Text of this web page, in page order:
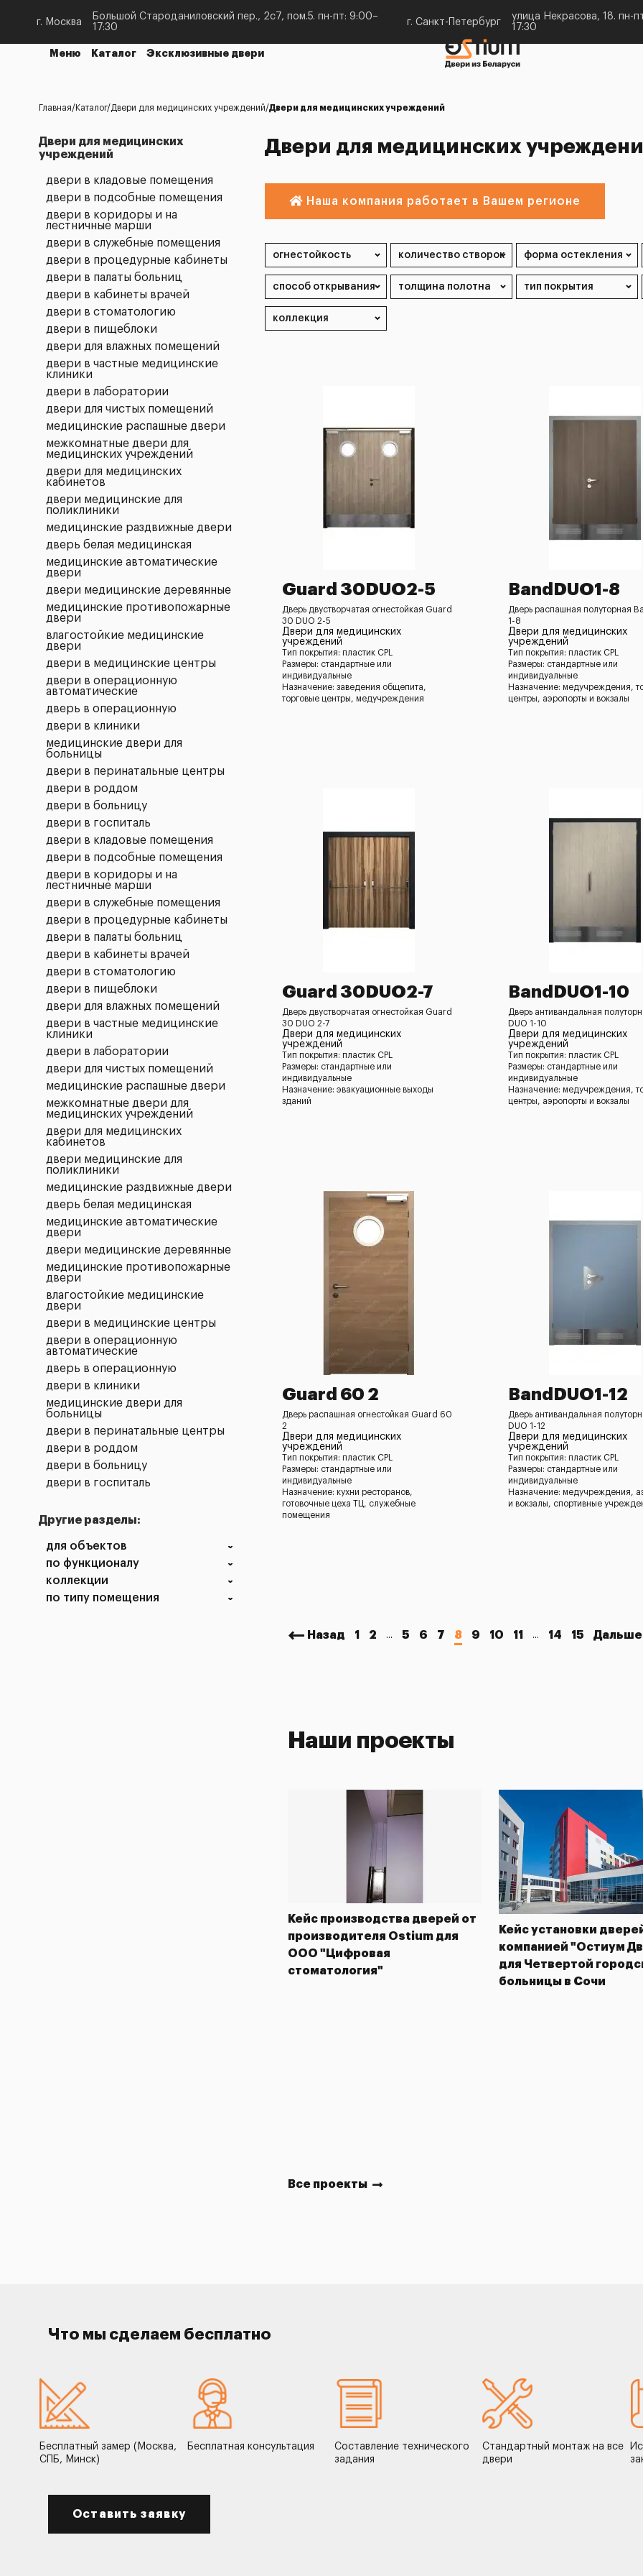
г. Москва
Большой Староданиловский пер., 2с7, пом.5. пн-пт: 9:00–
17:30
г. Санкт-Петербург
улица Некрасова, 18. пн-
17:30
Меню Каталог Эксклюзивные двери
Главная Каталог Двери для медицинских учреждений Двери для медицинских учреждений
Двери для медицинских
учреждений
двери в кладовые помещения
двери в подсобные помещения
двери в коридоры и на
лестничные марши
двери в служебные помещения
двери в процедурные кабинеты
двери в палаты больниц
двери в кабинеты врачей
двери в стоматологию
двери в пищеблоки
двери для влажных помещений
двери в частные медицинские
клиники
двери в лаборатории
двери для чистых помещений
медицинские распашные двери
межкомнатные двери для
медицинских учреждений
двери для медицинских
кабинетов
двери медицинские для
поликлиники
медицинские раздвижные двери
дверь белая медицинская
медицинские автоматические
двери
двери медицинские деревянные
медицинские противопожарные
двери
влагостойкие медицинские
двери
двери в медицинские центры
двери в операционную
автоматические
дверь в операционную
двери в клиники
медицинские двери для
больницы
двери в перинатальные центры
двери в роддом
двери в больницу
двери в госпиталь
двери в кладовые помещения
двери в подсобные помещения
двери в коридоры и на
лестничные марши
двери в служебные помещения
двери в процедурные кабинеты
двери в палаты больниц
двери в кабинеты врачей
двери в стоматологию
двери в пищеблоки
двери для влажных помещений
двери в частные медицинские
клиники
двери в лаборатории
двери для чистых помещений
медицинские распашные двери
межкомнатные двери для
медицинских учреждений
двери для медицинских
кабинетов
двери медицинские для
поликлиники
медицинские раздвижные двери
дверь белая медицинская
медицинские автоматические
двери
двери медицинские деревянные
медицинские противопожарные
двери
влагостойкие медицинские
двери
двери в медицинские центры
двери в операционную
автоматические
дверь в операционную
двери в клиники
медицинские двери для
больницы
двери в перинатальные центры
двери в роддом
двери в больницу
двери в госпиталь
Другие разделы:
для объектов
по функционалу
коллекции
по типу помещения
Двери для медицинских
Наша компания работает в Вашем регионе
Guard 30DUO2-5
Дверь двустворчатая огнестойкая Guard
30 DUO 2-5
Двери для медицинских
учреждений
Тип покрытия: пластик CPL
Размеры: стандартные или
индивидуальные
Назначение: заведения общепита,
торговые центры, медучреждения
BandDUO1-8
Дверь распашная полуторная
1-8
Двери для медицинских
учреждений
Тип покрытия: пластик CPL
Размеры: стандартные или
индивидуальные
Назначение: медучреждения,
центры, аэропорты и вокзалы
Guard 30DUO2-7
Дверь двустворчатая огнестойкая Guard
30 DUO 2-7
Двери для медицинских
учреждений
Тип покрытия: пластик CPL
Размеры: стандартные или
индивидуальные
Назначение: эвакуационные выходы
зданий
BandDUO1-10
Дверь антивандальная
DUO 1-10
Двери для медицинских
учреждений
Тип покрытия: пластик CPL
Размеры: стандартные или
индивидуальные
Назначение: медучреждения,
центры, аэропорты и вокзалы
Guard 60 2
Дверь распашная огнестойкая Guard 60
2
Двери для медицинских
учреждений
Тип покрытия: пластик CPL
Размеры: стандартные или
индивидуальные
Назначение: кухни ресторанов,
готовочные цеха ТЦ, служебные
помещения
BandDUO1-12
Дверь антивандальная
DUO 1-12
Двери для медицинских
учреждений
Тип покрытия: пластик CPL
Размеры: стандартные или
индивидуальные
Назначение: медучреждения,
и вокзалы, спортивные
Назад 1 2 ... 5 6 7 8 9 10 11 ... 14 15 Дальше
Наши проекты
Кейс производства дверей от
производителя Ostium для
ООО "Цифровая
стоматология"
Кейс установки
компанией "Остиум
для Четвертой
больницы в Сочи
Все проекты
Что мы сделаем бесплатно
Бесплатный замер (Москва,
СПБ, Минск)
Бесплатная консультация
Составление технического
задания
Стандартный монтаж на все
двери
Оставить заявку